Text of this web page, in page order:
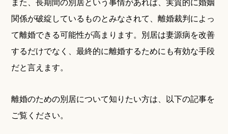
関係が破綻しているものとみなされて、離婚裁判によっ
て離婚できる可能性が高まります。別居は妻源病を改善
するだけでなく、最終的に離婚するためにも有効な手段
だと言えます。
離婚のための別居について知りたい方は、以下の記事を
ご覧ください。